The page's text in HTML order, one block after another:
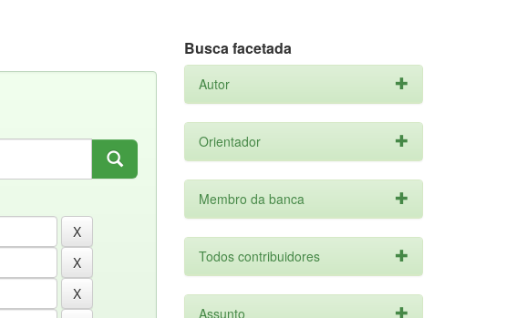
Busca facetada
Autor
Orientador
Membro da banca
Todos contribuidores
Assunto